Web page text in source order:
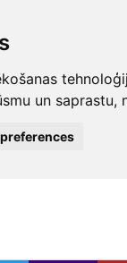
un saprastu,